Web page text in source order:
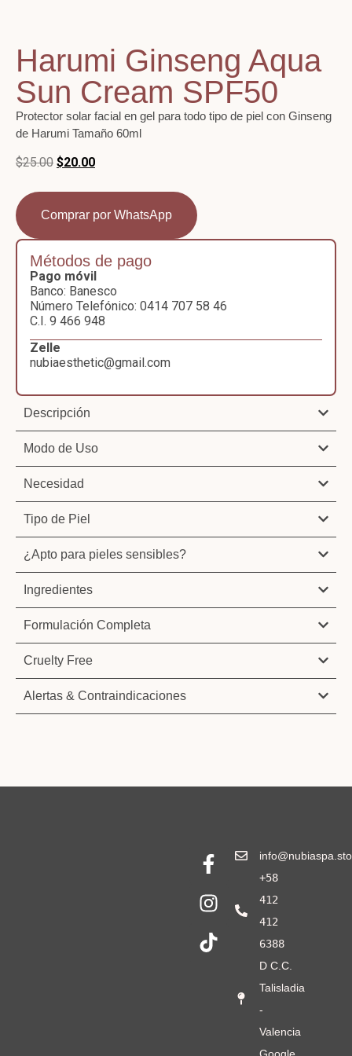
Harumi Ginseng Aqua
Sun Cream SPF50
Protector solar facial en gel para todo tipo de piel con Ginseng
de Harumi Tamaño 60ml
$25.00 $20.00
Comprar por WhatsApp
Métodos de pago
Pago móvil
Banco: Banesco
Número Telefónico: 0414 707 58 46
C.I. 9 466 948
Zelle
nubiaesthetic@gmail.com
Descripción
Modo de Uso
Necesidad
Tipo de Piel
¿Apto para pieles sensibles?
Ingredientes
Formulación Completa
Cruelty Free
Alertas & Contraindicaciones
+58
412
412
6388
D C.C.
Talisladia
-
Valencia
Google